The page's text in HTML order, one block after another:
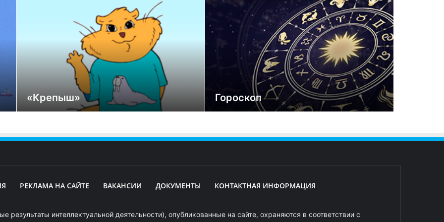
«Крепыш» Гороскоп
РЕКЛАМА НА САЙТЕ ВАКАНСИИ ДОКУМЕНТЫ КОНТАКТНАЯ ИНФОРМАЦИЯ
результаты интеллектуальной деятельности), опубликованные на сайте, охраняются в соответствии с